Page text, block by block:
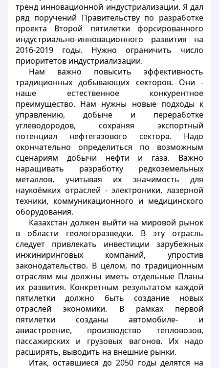
тренд инновационной индустриализации. Я дал
ряд поручений Правительству по разработке
проекта Второй пятилетки форсированного
индустриально-инновационного развития на
2016-2019 годы. Нужно ограничить число
приоритетов индустриализации.
Нам важно повысить эффективность
традиционных добывающих секторов. Они -
наше естественное конкурентное
преимущество. Нам нужны новые подходы к
управлению, добыче и переработке
углеводородов, сохраняя экспортный
потенциал нефтегазового сектора. Надо
окончательно определиться по возможным
сценариям добычи нефти и газа. Важно
наращивать разработку редкоземельных
металлов, учитывая их значимость для
наукоёмких отраслей - электроники, лазерной
техники, коммуникационного и медицинского
оборудования.
Казахстан должен выйти на мировой рынок
в области геологоразведки. В эту отрасль
следует привлекать инвестиции зарубежных
инжиниринговых компаний, упростив
законодательство. В целом, по традиционным
отраслям мы должны иметь отдельные Планы
их развития. Конкретным результатом каждой
пятилетки должно быть создание новых
отраслей экономики. В рамках первой
пятилетки созданы автомобиле- и
авиастроение, производство тепловозов,
пассажирских и грузовых вагонов. Их надо
расширять, выводить на внешние рынки.
Итак, оставшиеся до 2050 годы делятся на